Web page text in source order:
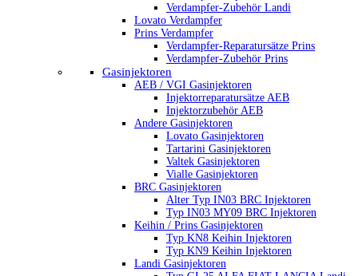
Verdampfer-Zubehör Landi
Lovato Verdampfer
Prins Verdampfer
Verdampfer-Reparatursätze Prins
Verdampfer-Zubehör Prins
Gasinjektoren
AEB / VGI Gasinjektoren
Injektorreparatursätze AEB
Injektorzubehör AEB
Andere Gasinjektoren
Lovato Gasinjektoren
Tartarini Gasinjektoren
Valtek Gasinjektoren
Vialle Gasinjektoren
BRC Gasinjektoren
Alter Typ IN03 BRC Injektoren
Typ IN03 MY09 BRC Injektoren
Keihin / Prins Gasinjektoren
Typ KN8 Keihin Injektoren
Typ KN9 Keihin Injektoren
Landi Gasinjektoren